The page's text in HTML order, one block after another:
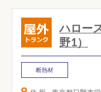
ハロー
野1）
断熱材